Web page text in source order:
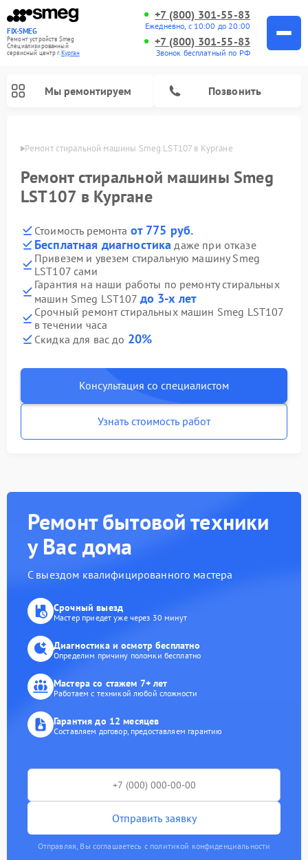
FIX-SMEG
Ремонт устройств Smeg
Специализированный
cервисный центр г.Курган
+7 (800) 301-55-83
Ежедневно, с 10:00 до 20:00
+7 (800) 301-55-83
Звонок бесплатный по РФ
Мы ремонтируем Позвонить
Ремонт стиральной машины Smeg LST107 в Кургане
Ремонт стиральной машины Smeg
LST107 в Кургане
Стоимость ремонта от 775 руб.
Бесплатная диагностика даже при отказе
Привезем и увезем стиральную машину Smeg
LST107 сами
Гарантия на наши работы по ремонту стиральных
машин Smeg LST107 до 3-х лет
Срочный ремонт стиральных машин Smeg LST107
в течении часа
Скидка для вас до 20%
Консультация со специалистом
Узнать стоимость работ
Ремонт бытовой техники
у Вас дома
С выездом квалифицированного мастера
Срочный выезд
Мастер приедет уже через 30 минут
Диагностика и осмотр бесплатно
Определим причину поломки бесплатно
Мастера со стажем 7+ лет
Работаем с техникой любой сложности
Гарантия до 12 месяцев
Составляем договор, предоставляем гарантию
Отправить заявку
Отправляя, Вы соглашаетесь с политикой конфиденциальности